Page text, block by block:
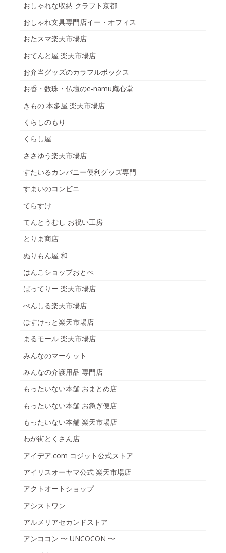
おしゃれな収納 クラフト京都
おしゃれ文具専門店イー・オフィス
おたスマ楽天市場店
おてんと屋 楽天市場店
お弁当グッズのカラフルボックス
お香・数珠・仏壇のe-namu庵心堂
きもの 本多屋 楽天市場店
くらしのもり
くらし屋
ささゆう楽天市場店
すたいるカンパニー便利グッズ専門
すまいのコンビニ
てらすけ
てんとうむし お祝い工房
とりま商店
ぬりもん屋 和
はんこショップおとべ
ばってりー 楽天市場店
ぺんしる楽天市場店
ほすけっと楽天市場店
まるモール 楽天市場店
みんなのマーケット
みんなの介護用品 専門店
もったいない本舗 おまとめ店
もったいない本舗 お急ぎ便店
もったいない本舗 楽天市場店
わが街とくさん店
アイデア.com コジット公式ストア
アイリスオーヤマ公式 楽天市場店
アクトオートショップ
アシストワン
アルメリアセカンドストア
アンココン 〜 UNCOCON 〜